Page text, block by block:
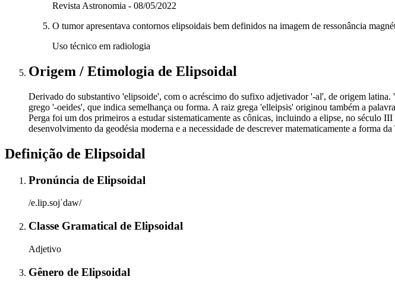
Revista Astronomia - 08/05/2022
O tumor apresentava contornos elipsoidais bem definidos na imagem de ressonância
Uso técnico em radiologia
Origem / Etimologia de Elipsoidal
Derivado do substantivo 'elipsoide', com o acréscimo do sufixo adjetivador '-al', de origem
grego '-oeides', que indica semelhança ou forma. A raiz grega 'elleipsis' originou também a
Perga foi um dos primeiros a estudar sistematicamente as cônicas, incluindo a elipse, no
desenvolvimento da geodésia moderna e a necessidade de descrever matematicamente a forma da
Definição de Elipsoidal
Pronúncia de Elipsoidal
/e.lip.sojˈdaw/
Classe Gramatical de Elipsoidal
Adjetivo
Gênero de Elipsoidal